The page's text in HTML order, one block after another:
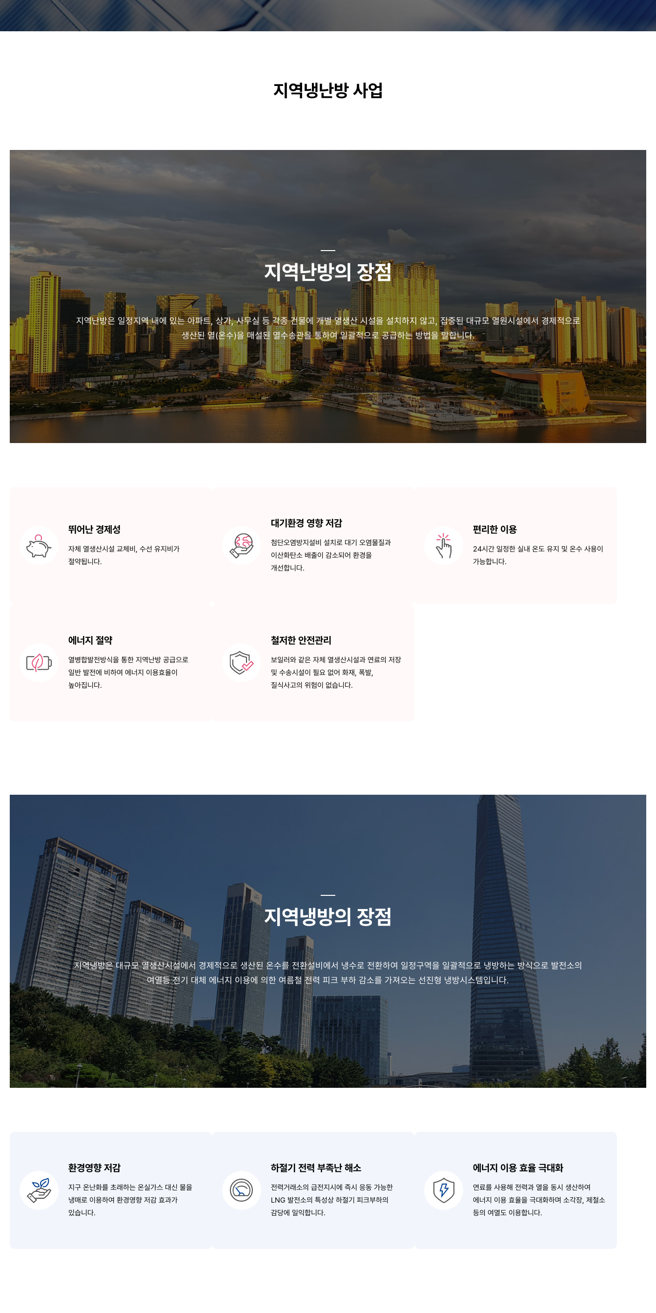
지역냉난방 사업
지역난방의 장점
지역난방은 일정지역 내에 있는 아파트, 상가, 사무실 등 각종 건물에 개별 열생산 시설을 설치하지 않고,집중된 대규모 열원시설에서 경제적으로
생산된 열(온수)을 매설된 열수송관을 통하여 일괄적으로 공급하는 방법을 말합니다.
뛰어난 경제성
자체 열생산시설 교체비, 수선 유지비가
절약됩니다.
대기환경 영향 저감
첨단오염방지설비 설치로 대기 오염물질과
이산화탄소 배출이 감소되어 환경을
개선합니다.
편리한 이용
24시간 일정한 실내 온도 유지 및온수 사용이
가능합니다.
에너지 절약
열병합발전방식을 통한 지역난방 공급으로
일반 발전에 비하여 에너지 이용효율이
높아집니다.
철저한 안전관리
보일러와 같은 자체 열생산시설과 연료의 저장
및 수송시설이 필요 없어 화재, 폭발,
질식사고의 위험이 없습니다.
지역냉방의 장점
지역냉방은 대규모 열생산시설에서 경제적으로 생산된 온수를 전환설비에서 냉수로 전환하여 일정구역을 일괄적으로 냉방하는 방식으로 발전소의
여열등 전기 대체 에너지 이용에 의한 여름철 전력 피크 부하 감소를 가져오는 선진형 냉방시스템입니다.
환경영향 저감
지구 온난화를 초래하는 온실가스 대신 물을
냉매로 이용하여 환경영향 저감 효과가
있습니다.
하절기 전력 부족난 해소
전력거래소의 급전지시에 즉시 응동 가능한
LNG 발전소의 특성상 하절기 피크부하의
감당에 일익합니다.
에너지 이용 효율 극대화
연료를 사용해 전력과 열을 동시 생산하여
에너지 이용 효율을 극대화하며소각장, 제철소
등의 여열도 이용합니다.